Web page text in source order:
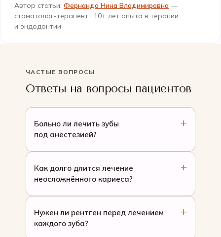
Автор статьи: Фернандо Нина Владимировна —
стоматолог-терапевт · 10+ лет опыта в терапии
и эндодонтии
ЧАСТЫЕ ВОПРОСЫ
Ответы на вопросы пациентов
Больно ли лечить зубы
под анестезией?
Как долго длится лечение
неосложнённого кариеса?
Нужен ли рентген перед лечением
каждого зуба?